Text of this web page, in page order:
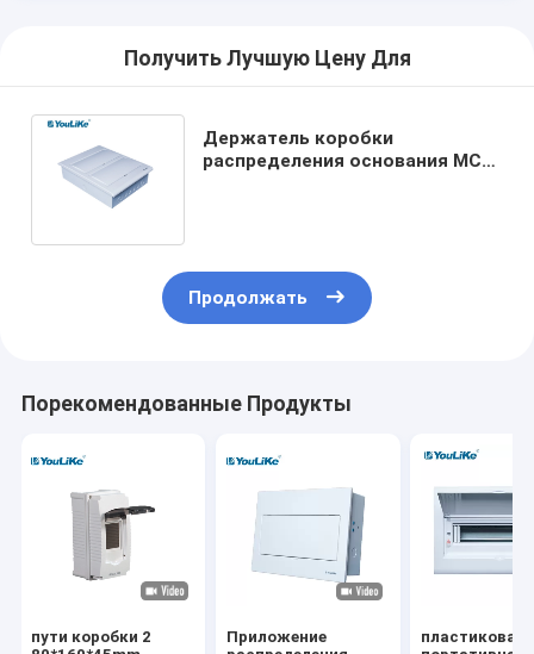
Получить Лучшую Цену Для
Держатель коробки
распределения основания MCB
Продолжать
Порекомендованные Продукты
пути коробки 2
Приложение
пластиковая